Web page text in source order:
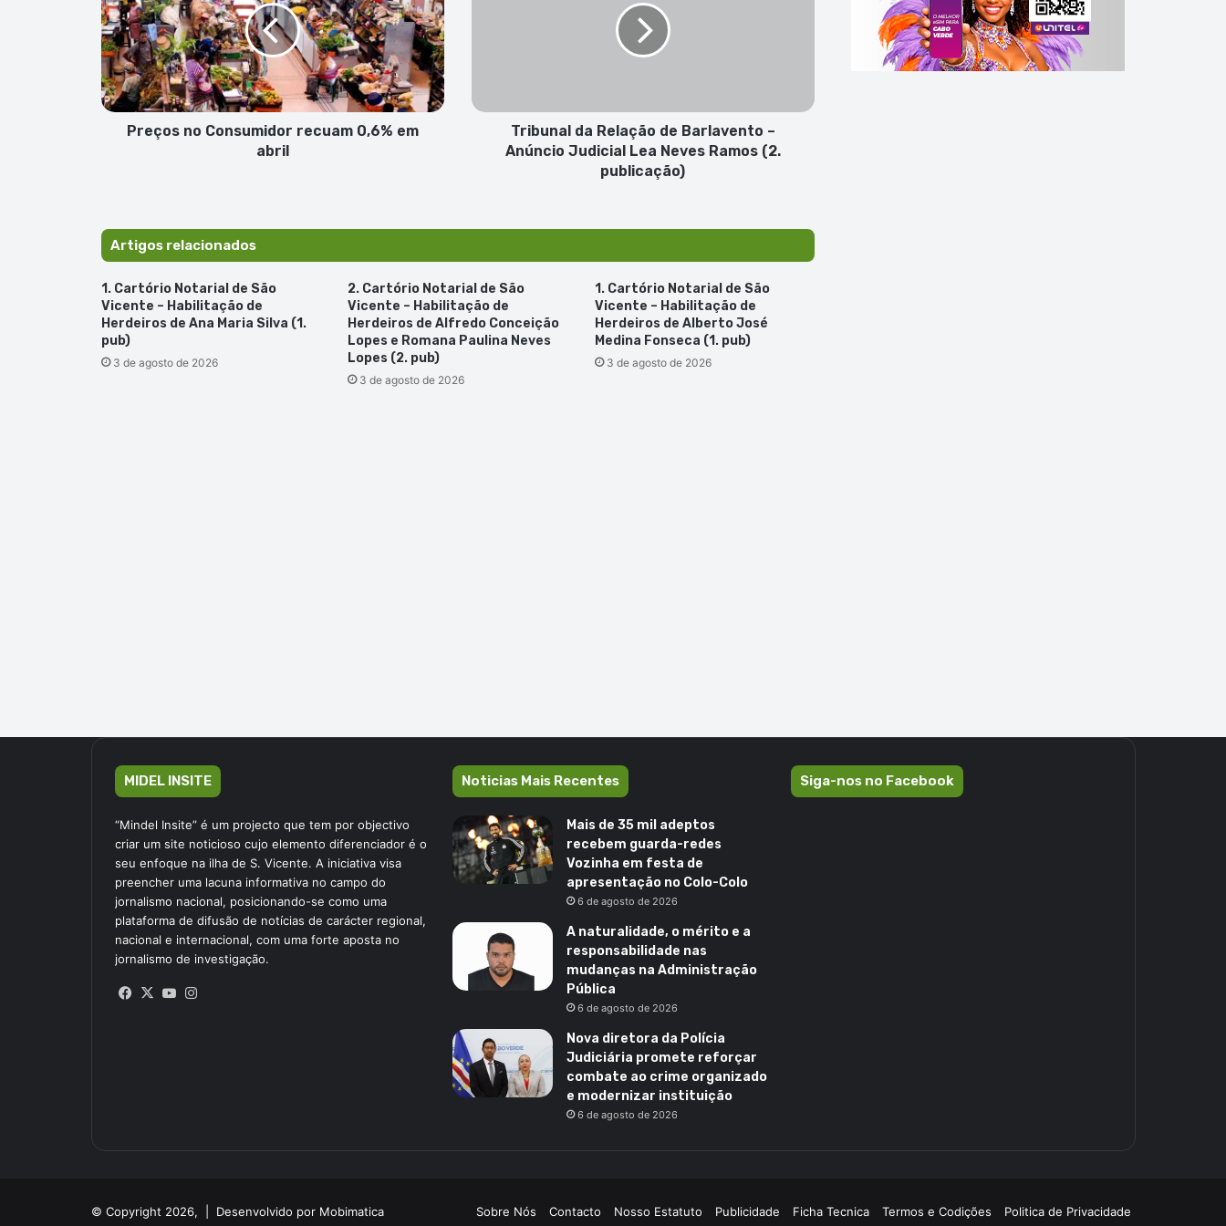
recuam
0,6%
em
abril
Preços no Consumidor recuam 0,6% em
abril
Lea
Ramos
Tribunal da Relação de Barlavento –
Anúncio Judicial Lea Neves Ramos (2.
publicação)
Artigos relacionados
1. Cartório Notarial de São
Vicente – Habilitação de
Herdeiros de Ana Maria Silva (1.
pub)
3 de agosto de 2026
2. Cartório Notarial de São
Vicente – Habilitação de
Herdeiros de Alfredo Conceição
Lopes e Romana Paulina Neves
Lopes (2. pub)
3 de agosto de 2026
1. Cartório Notarial de São
Vicente – Habilitação de
Herdeiros de Alberto José
Medina Fonseca (1. pub)
3 de agosto de 2026
MIDEL INSITE
“Mindel Insite” é um projecto que tem por objectivo
criar um site noticioso cujo elemento diferenciador é o
seu enfoque na ilha de S. Vicente. A iniciativa visa
preencher uma lacuna informativa no campo do
jornalismo nacional, posicionando-se como uma
plataforma de difusão de notícias de carácter regional,
nacional e internacional, com uma forte aposta no
jornalismo de investigação.
Facebook
X YouTube
Noticias Mais Recentes
Mais de 35 mil adeptos
recebem guarda-redes
Vozinha em festa de
apresentação no Colo-Colo
6 de agosto de 2026
A naturalidade, o mérito e a
responsabilidade nas
mudanças na Administração
Pública
6 de agosto de 2026
Nova diretora da Polícia
Judiciária promete reforçar
combate ao crime organizado
e modernizar instituição
6 de agosto de 2026
Siga-nos no Facebook
© Copyright 2026, | Desenvolvido por Mobimatica Sobre Nós Contacto Nosso Estatuto Publicidade Ficha Tecnica Termos e Codições Politica de Privacidade